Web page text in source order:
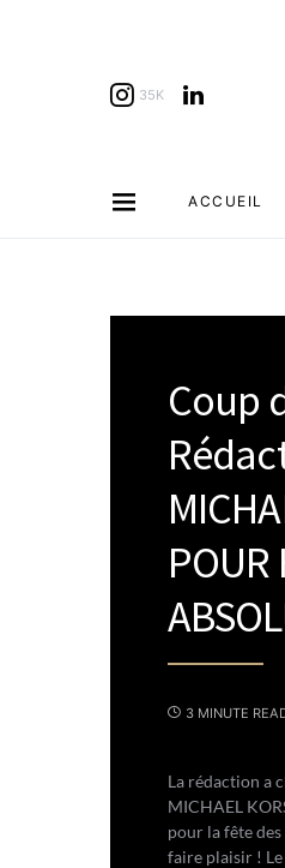
35K
ACCUEIL
Coup
POUR
3 MINUTE
La rédaction a
MICHAEL
pour la fête
faire plaisir !